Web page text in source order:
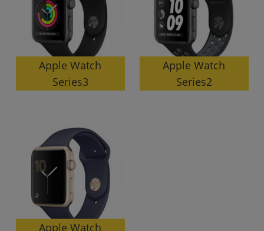
Apple Watch
Series3
Apple Watch
Series2
Apple Watch